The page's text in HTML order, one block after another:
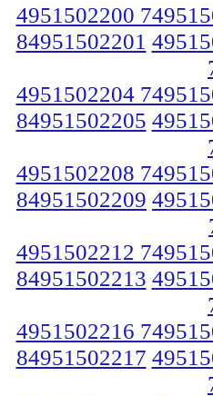
4951502200
84951502201
4951502204
84951502205
4951502208
84951502209
4951502212
84951502213
4951502216
84951502217